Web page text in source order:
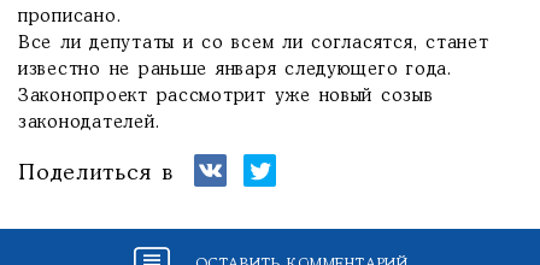
прописано.
Все ли депутаты и со всем ли согласятся, станет
известно не раньше января следующего года.
Законопроект рассмотрит уже новый созыв
законодателей.
Поделиться в